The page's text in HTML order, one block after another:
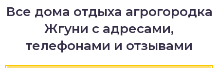
Все дома отдыха агрогородка
Жгуни с адресами,
телефонами и отзывами